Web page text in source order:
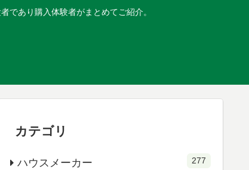
であり購入体験者がまとめてご紹介。
カテゴリ
ハウスメーカー 277